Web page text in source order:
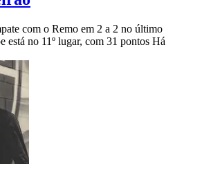
com o Remo em 2 a 2 no último
está no 11º lugar, com 31 pontos Há